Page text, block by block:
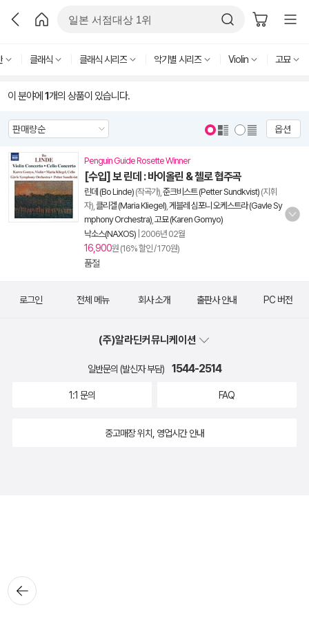
클래식 클래식 시리즈 악기별 시리즈 Violin 고묘
이 분야에 1개의 상품이 있습니다.
옵션
Penguin Guide Rosette Winner
[수입] 보 린데 : 바이올린 & 첼로 협주곡
린데 (Bo Linde) (작곡가), 준크비스트 (Petter Sundkvist) (지휘
자), 클리겔 (Maria Kliegel) 게블레 심포니 오케스트라 (Gavle Sy
mphony Orchestra) 고묘 (Karen Gomyo)
낙소스(NAXOS) 2006년 02월
16,900원 (16% 할인 / 170원)
품절
뒤로가
기
로그인 전체 메뉴 회사 소개 출판사 안내 PC 버전
(주)알라딘커뮤니케이션
일반문의 (발신자 부담) 1544-2514
1:1 문의 FAQ
중고매장 위치, 영업시간 안내